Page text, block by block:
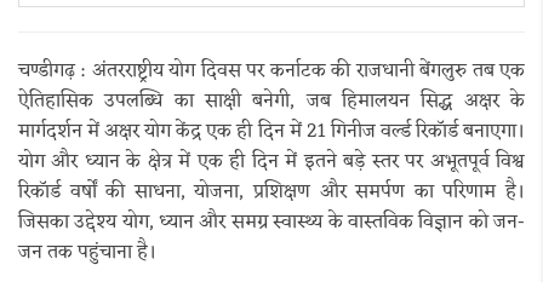
चण्डीगढ़ : अंतरराष्ट्रीय योग दिवस पर कर्नाटक की राजधानी बेंगलुरु तब एक
ऐतिहासिक उपलब्धि का साक्षी बनेगी, जब हिमालयन सिद्ध अक्षर के
मार्गदर्शन में अक्षर योग केंद्र एक ही दिन में 21 गिनीज वर्ल्ड रिकॉर्ड बनाएगा।
योग और ध्यान के क्षेत्र में एक ही दिन में इतने बड़े स्तर पर अभूतपूर्व विश्व
रिकॉर्ड वर्षों की साधना, योजना, प्रशिक्षण और समर्पण का परिणाम है।
जिसका उद्देश्य योग, ध्यान और समग्र स्वास्थ्य के वास्तविक विज्ञान को जन-
जन तक पहुंचाना है।